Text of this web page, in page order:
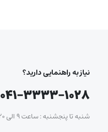
نیاز به راهنمایی دارید؟
۰۴۱-۳۳۳۳-۱۰۲۸
شنبه تا پنجشنبه : ساعت ۹ الی ۲۰